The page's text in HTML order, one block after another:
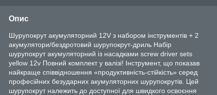
Опис
Шурупокрут акумуляторний 12V з набором інструментів + 2
акумулятори/бездротовий шурупокрут-дриль Набір
шурупокрут акумуляторний із насадками screw driver sets
yellow 12v Повний комплект у валізі! Інструмент, що показав
найкраще співвідношення «продуктивність-стійкість» серед
професійних безударних акумуляторних шурупокрутів. Цей
шурупокрут належить до доступної для швидкого освоєння